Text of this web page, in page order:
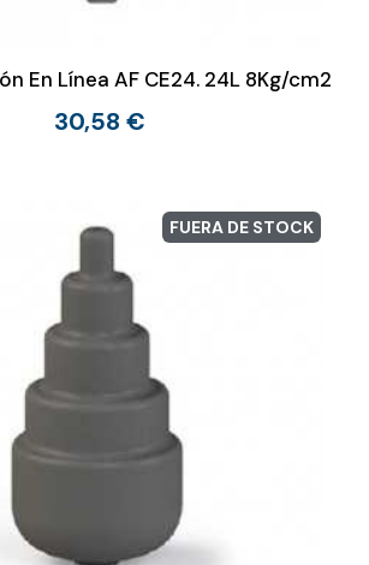
En Línea AF CE24. 24L 8Kg/cm2
30,58 €
FUERA DE STOCK